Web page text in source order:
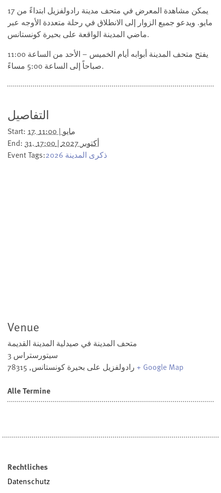
يمكن مشاهدة المعرض في متحف مدينة رادولفزيل ابتداءً من 17
مايو. ويدعو جميع الزوار إلى الانطلاق في رحلة متعددة الأوجه عبر
ماضي المدينة الواقعة على بحيرة كونستانس.
يفتح متحف المدينة أبوابه أيام الخميس – الأحد من الساعة 11:00
صباحاً إلى الساعة 5:00 مساءً.
التفاصيل
Start:
17. مايو | 11:00
End:
31. أكتوبر 2027 | 17:00
Event Tags:
ذكرى المدينة 2026
Venue
متحف المدينة في صيدلية المدينة القديمة
سيتورستراس 3
رادولفزيل على بحيرة كونستانس,
78315
+ Google Map
Alle Termine
Rechtliches
Datenschutz